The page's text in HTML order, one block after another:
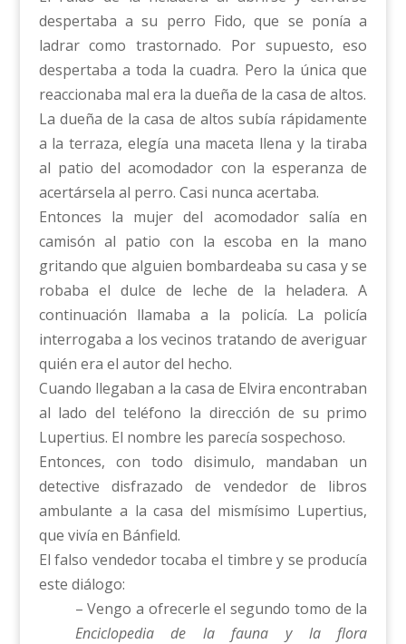
despertaba a su perro Fido, que se ponía a
ladrar como trastornado. Por supuesto, eso
despertaba a toda la cuadra. Pero la única que
reaccionaba mal era la dueña de la casa de altos.
La dueña de la casa de altos subía rápidamente
a la terraza, elegía una maceta llena y la tiraba
al patio del acomodador con la esperanza de
acertársela al perro. Casi nunca acertaba.
Entonces la mujer del acomodador salía en
camisón al patio con la escoba en la mano
gritando que alguien bombardeaba su casa y se
robaba el dulce de leche de la heladera. A
continuación llamaba a la policía. La policía
interrogaba a los vecinos tratando de averiguar
quién era el autor del hecho.
Cuando llegaban a la casa de Elvira encontraban
al lado del teléfono la dirección de su primo
Lupertius. El nombre les parecía sospechoso.
Entonces, con todo disimulo, mandaban un
detective disfrazado de vendedor de libros
ambulante a la casa del mismísimo Lupertius,
que vivía en Bánfield.
El falso vendedor tocaba el timbre y se producía
este diálogo:
– Vengo a ofrecerle el segundo tomo de la
Enciclopediade la fauna y la flora